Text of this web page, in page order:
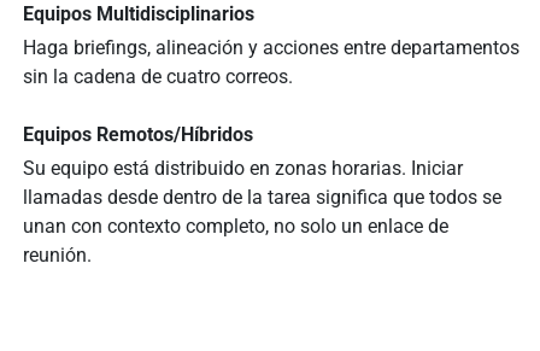
Equipos Multidisciplinarios
Haga briefings, alineación y acciones entre departamentos
sin la cadena de cuatro correos.
Equipos Remotos/Híbridos
Su equipo está distribuido en zonas horarias. Iniciar
llamadas desde dentro de la tarea significa que todos se
unan con contexto completo, no solo un enlace de
reunión.